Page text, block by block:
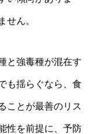
せん。
と強毒種が混在す
も揺らぐなら、食
ことが最善のリス
性を前提に、予防